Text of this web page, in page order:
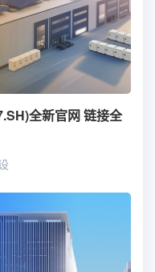
全新官网 链接全